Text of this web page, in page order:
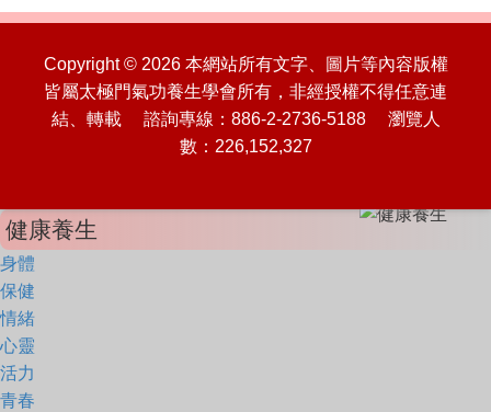
Copyright © 2026 本網站所有文字、圖片等內容版權
皆屬太極門氣功養生學會所有，非經授權不得任意連
結、轉載 諮詢專線：886-2-2736-5188 瀏覽人
數：226,152,327
健康養生
身體
保健
情緒
心靈
活力
青春